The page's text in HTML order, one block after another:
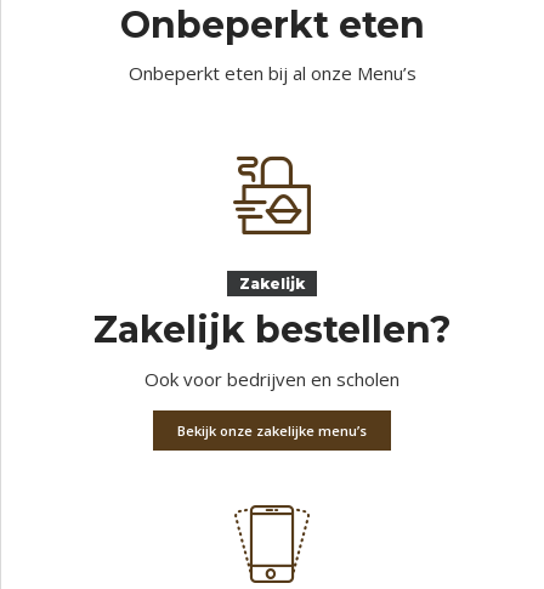
Onbeperkt eten
Onbeperkt eten bij al onze Menu’s
Zakelijk
Zakelijk bestellen?
Ook voor bedrijven en scholen
Bekijk onze zakelijke menu’s